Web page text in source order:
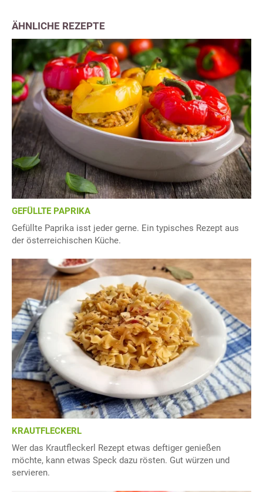
ÄHNLICHE REZEPTE
GEFÜLLTE PAPRIKA
Gefüllte Paprika isst jeder gerne. Ein typisches Rezept aus
der österreichischen Küche.
KRAUTFLECKERL
Wer das Krautfleckerl Rezept etwas deftiger genießen
möchte, kann etwas Speck dazu rösten. Gut würzen und
servieren.